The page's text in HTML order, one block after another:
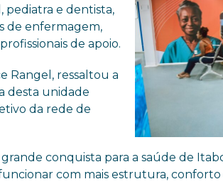
e dentista,
de enfermagem,
de apoio.
Rangel, ressaltou a
desta unidade
da rede de
conquista para a saúde de
com mais estrutura,